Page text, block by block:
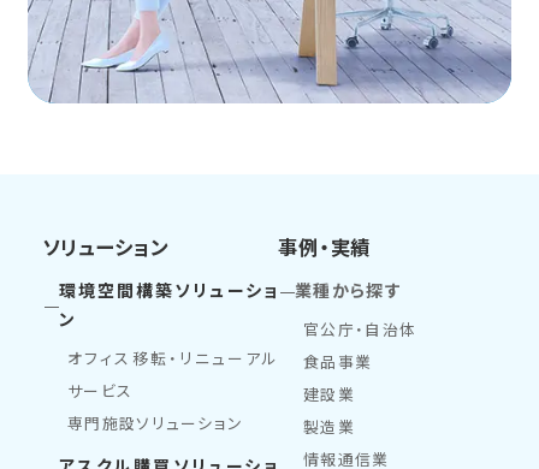
ソリューション
環境空間構築ソリューショ
ン
オフィス移転・リニューアル
サービス
専門施設ソリューション
事例・実績
業種から探す
官公庁・自治体
食品事業
建設業
製造業
情報通信業